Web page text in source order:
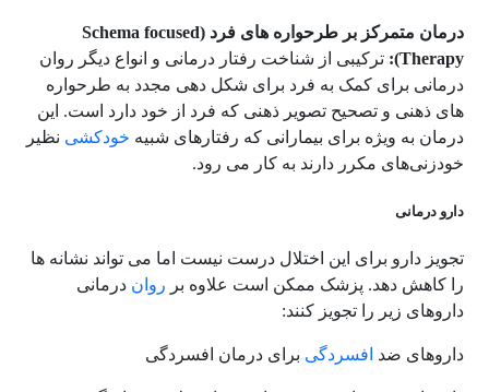
درمان متمرکز بر طرحواره های فرد (Schema focused
Therapy):
ترکيبی از شناخت رفتار درمانی و انواع ديگر روان
درمانی برای کمک به فرد برای شکل دهی مجدد به طرحواره
های ذهنی و تصحيح تصوير ذهنی که فرد از خود دارد است. این
درمان به ویژه برای بیمارانی که رفتارهای شبیه خودکشی نظیر
خودزنی‌های مکرر دارند به کار می رود.
دارو درمانی
تجویز دارو برای این اختلال درست نیست اما می تواند نشانه ها
را کاهش دهد. پزشک ممکن است علاوه بر روان درمانی
داروهای زیر را تجویز کنند:
داروهای ضد افسردگی برای درمان افسردگی